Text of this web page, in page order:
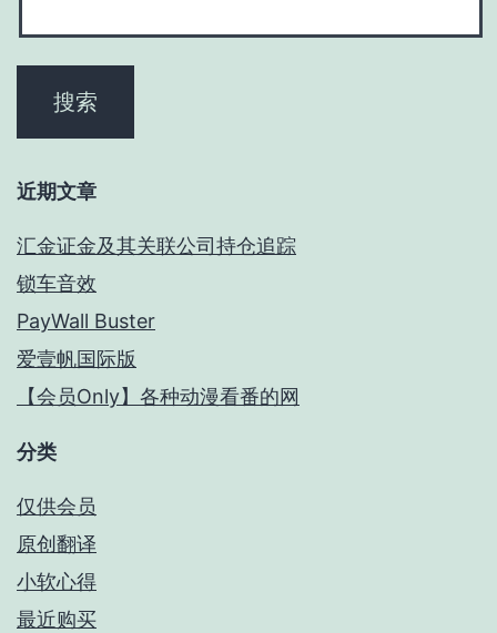
近期文章
汇金证金及其关联公司持仓追踪
锁车音效
PayWall Buster
爱壹帆国际版
【会员Only】各种动漫看番的网
分类
仅供会员
原创翻译
小软心得
最近购买